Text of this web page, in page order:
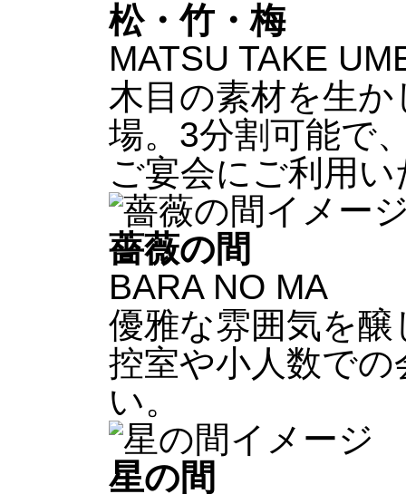
松・竹・梅
MATSU TAKE
木目の素材を生
場。3分割可能で
ご宴会にご利用
薔薇の間
BARA NO MA
優雅な雰囲気を
控室や小人数で
い。
星の間